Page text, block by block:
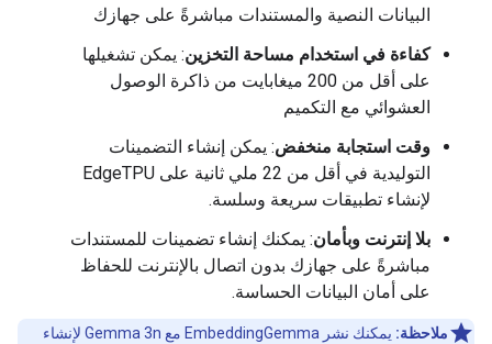
البيانات النصية والمستندات مباشرةً على جهازك
كفاءة في استخدام مساحة التخزين: يمكن تشغيلها
على أقل من 200 ميغابايت من ذاكرة الوصول
العشوائي مع التكميم
وقت استجابة منخفض: يمكن إنشاء التضمينات
التوليدية في أقل من 22 ملي ثانية على EdgeTPU
لإنشاء تطبيقات سريعة وسلسة.
بلا إنترنت وبأمان: يمكنك إنشاء تضمينات للمستندات
مباشرةً على جهازك بدون اتصال بالإنترنت للحفاظ
على أمان البيانات الحساسة.
ملاحظة:
يمكنك نشر EmbeddingGemma مع Gemma 3n لإنشاء